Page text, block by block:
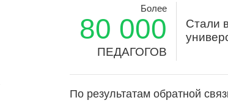
Более
80 000
ПЕДАГОГОВ
Стали
По результатам обратной